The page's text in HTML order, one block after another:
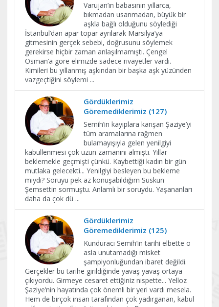
Varujan’ın babasının yıllarca,
bıkmadan usanmadan, büyük bir
aşkla bağlı olduğunu söylediği
İstanbul’dan apar topar ayrılarak Marsilya’ya
gitmesinin gerçek sebebi, doğrusunu söylemek
gerekirse hiçbir zaman anlaşılmamıştı. Çengel
Osman’a göre elimizde sadece rivayetler vardı.
Kimileri bu yıllanmış aşkından bir başka aşk yüzünden
vazgeçtiğini söylemi ...
Gördüklerimiz
Göremediklerimiz (127)
Semih’in kayıplara karışan Şaziye’yi
tüm aramalarına rağmen
bulamayışıyla gelen yenilgiyi
kabullenmesi çok uzun zamanını almıştı. Yıllar
beklemekle geçmişti çünkü. Kaybettiği kadın bir gün
mutlaka gelecekti... Yenilgiyi besleyen bu bekleme
miydi? Soruyu pek az konuşabildiğim Suskun
Şemsettin sormuştu. Anlamlı bir soruydu. Yaşananları
daha da çok dü ...
Gördüklerimiz
Göremediklerimiz (125)
Kunduracı Semih’in tarihi elbette o
asla unutamadığı misket
şampiyonluğundan ibaret değildi.
Gerçekler bu tarihe girildiğinde yavaş yavaş ortaya
çıkıyordu. Girmeye cesaret ettiğiniz nispette... Yelloz
Şaziye’nin hayatında çok önemli bir yeri vardı mesela.
Hem de birçok insan tarafından çok yadırganan, kabul